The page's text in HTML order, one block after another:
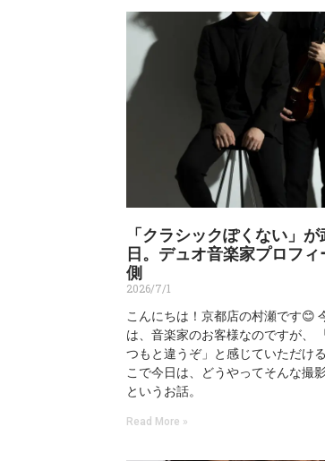
「クラシックぽくない」
日。デュオ音楽家プロフ
側
2026/7/1
こんにちは！京都店の村瀬です😊
は、音楽家のお客様なのですが、
つもと違うぞ」と感じていただけ
こで今日は、どうやってそんな撮
というお話。
Read More »